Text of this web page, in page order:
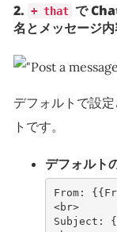
2. + that で
名とメッセージ内
デフォルトで設
トです。
デフォルト
From:
<br>
Subject: